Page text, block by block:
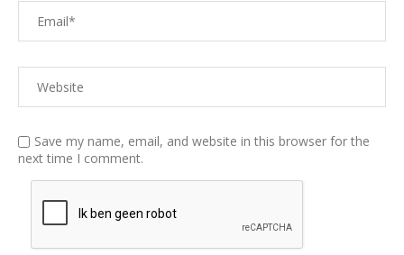
Save my name, email, and website in this browser for the
next time I comment.